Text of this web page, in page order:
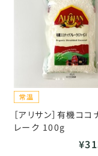
［アリサン］有機ココ
レーク 100g